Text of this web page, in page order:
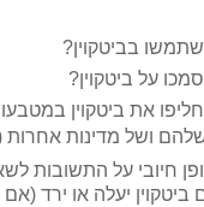
בביטקוין?
על ביטקוין?
את ביטקוין
ושל מדינות אחרות
חיובי על התשובות
יעלה או ירד